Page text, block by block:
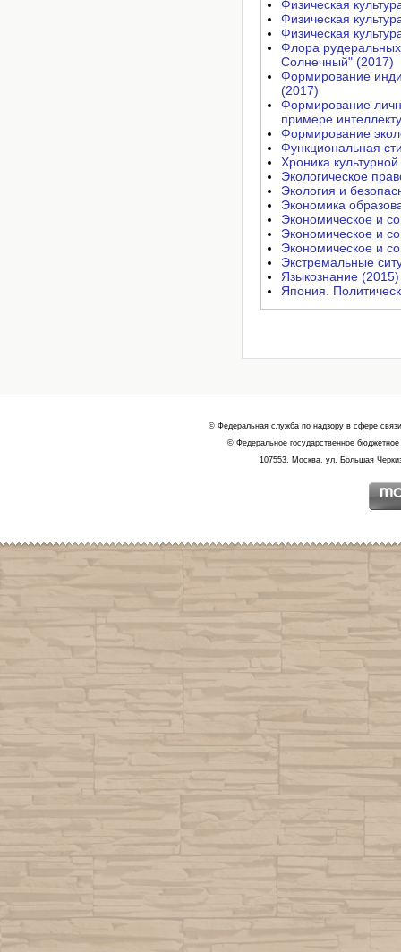
Физическая
Физическая
Физическая
Флора
Солнечный" (2017)
Формирование
(2017)
Формирование
примере
Формирование
Функциональная
Хроника
Экологическое
Экология и
Экономика
Экономическое и
Экономическое и
Экономическое и
Экстремальные
Языкознание (2015)
Япония.
© Федеральная служба по надзору в сфере
© Федеральное государственное
107553, Москва, ул. Большая